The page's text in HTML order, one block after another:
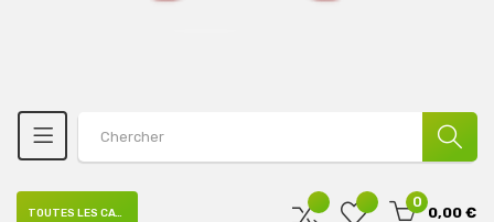
0
0,00 €
TOUTES LES CATÉGORIES